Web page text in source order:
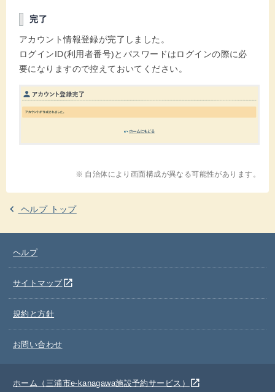
完了
アカウント情報登録が完了しました。
ログインID(利用者番号)とパスワードはログインの際に必
要になりますので控えておいてください。
※ 自治体により画面構成が異なる可能性があります。
ヘルプ トップ
ヘルプ
サイトマップopen_in_new
規約と方針
お問い合わせ
ホーム（三浦市e-kanagawa施設予約サービス） open_in_new